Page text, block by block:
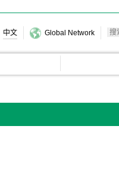
中文 Global Network